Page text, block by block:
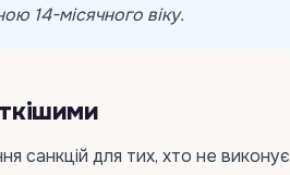
14-місячного віку.
санкцій для тих, хто не виконує